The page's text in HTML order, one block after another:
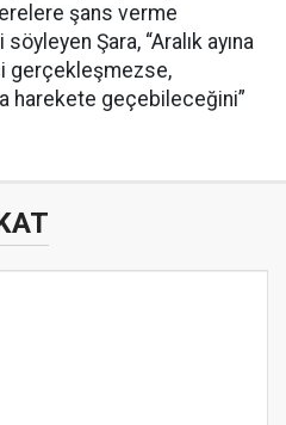
şans verme
Şara, “Aralık ayına
gerçekleşmezse,
harekete geçebileceğini”